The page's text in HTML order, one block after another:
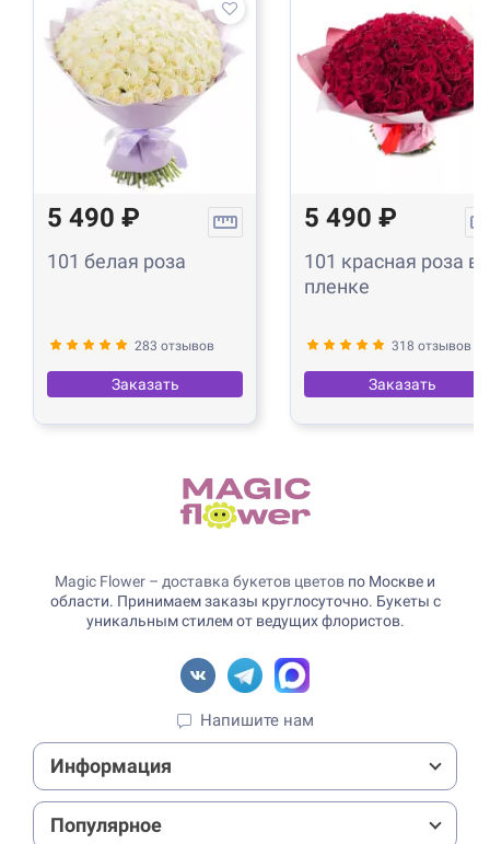
5 490 ₽
101 белая роза
283 отзывов
Заказать
5 490 ₽
101 красная роза в
пленке
318 отзывов
Заказать
Magic Flower – доставка букетов цветов по Москве и
области. Принимаем заказы круглосуточно. Букеты с
уникальным стилем от ведущих флористов.
Напишите нам
Информация
Популярное